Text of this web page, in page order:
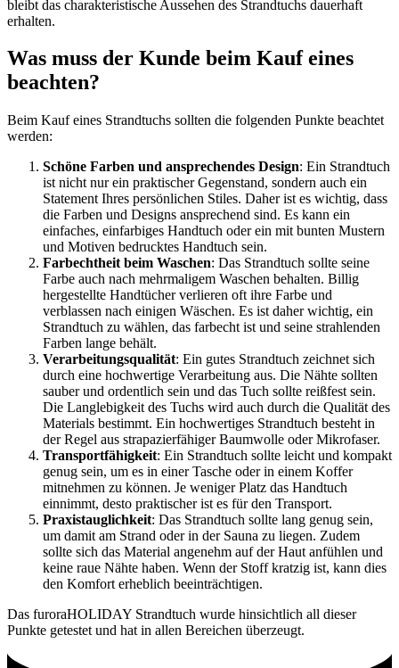
bleibt das charakteristische Aussehen des Strandtuchs dauerhaft
erhalten.
Was muss der Kunde beim Kauf eines
beachten?
Beim Kauf eines Strandtuchs sollten die folgenden Punkte beachtet
werden:
Schöne Farben und ansprechendes Design: Ein Strandtuch
ist nicht nur ein praktischer Gegenstand, sondern auch ein
Statement Ihres persönlichen Stiles. Daher ist es wichtig, dass
die Farben und Designs ansprechend sind. Es kann ein
einfaches, einfarbiges Handtuch oder ein mit bunten Mustern
und Motiven bedrucktes Handtuch sein.
Farbechtheit beim Waschen: Das Strandtuch sollte seine
Farbe auch nach mehrmaligem Waschen behalten. Billig
hergestellte Handtücher verlieren oft ihre Farbe und
verblassen nach einigen Wäschen. Es ist daher wichtig, ein
Strandtuch zu wählen, das farbecht ist und seine strahlenden
Farben lange behält.
Verarbeitungsqualität: Ein gutes Strandtuch zeichnet sich
durch eine hochwertige Verarbeitung aus. Die Nähte sollten
sauber und ordentlich sein und das Tuch sollte reißfest sein.
Die Langlebigkeit des Tuchs wird auch durch die Qualität des
Materials bestimmt. Ein hochwertiges Strandtuch besteht in
der Regel aus strapazierfähiger Baumwolle oder Mikrofaser.
Transportfähigkeit: Ein Strandtuch sollte leicht und kompakt
genug sein, um es in einer Tasche oder in einem Koffer
mitnehmen zu können. Je weniger Platz das Handtuch
einnimmt, desto praktischer ist es für den Transport.
Praxistauglichkeit: Das Strandtuch sollte lang genug sein,
um damit am Strand oder in der Sauna zu liegen. Zudem
sollte sich das Material angenehm auf der Haut anfühlen und
keine raue Nähte haben. Wenn der Stoff kratzig ist, kann dies
den Komfort erheblich beeinträchtigen.
Das furoraHOLIDAY Strandtuch wurde hinsichtlich all dieser
Punkte getestet und hat in allen Bereichen überzeugt.